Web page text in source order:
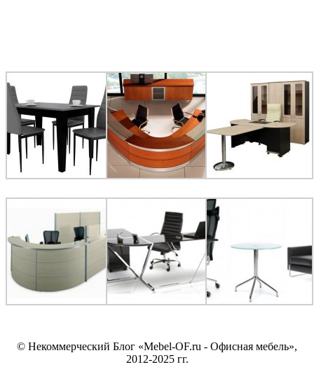
© Некоммерческий Блог «Mebel-OF.ru - Офисная мебель»,
2012-2025 гг.